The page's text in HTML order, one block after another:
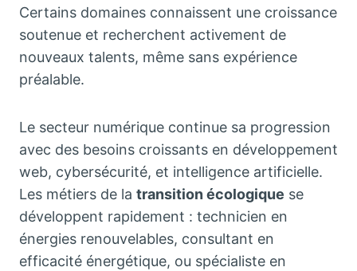
Certains domaines connaissent une croissance
soutenue et recherchent activement de
nouveaux talents, même sans expérience
préalable.
Le secteur numérique continue sa progression
avec des besoins croissants en développement
web, cybersécurité, et intelligence artificielle.
Les métiers de la transition écologique se
développent rapidement : technicien en
énergies renouvelables, consultant en
efficacité énergétique, ou spécialiste en